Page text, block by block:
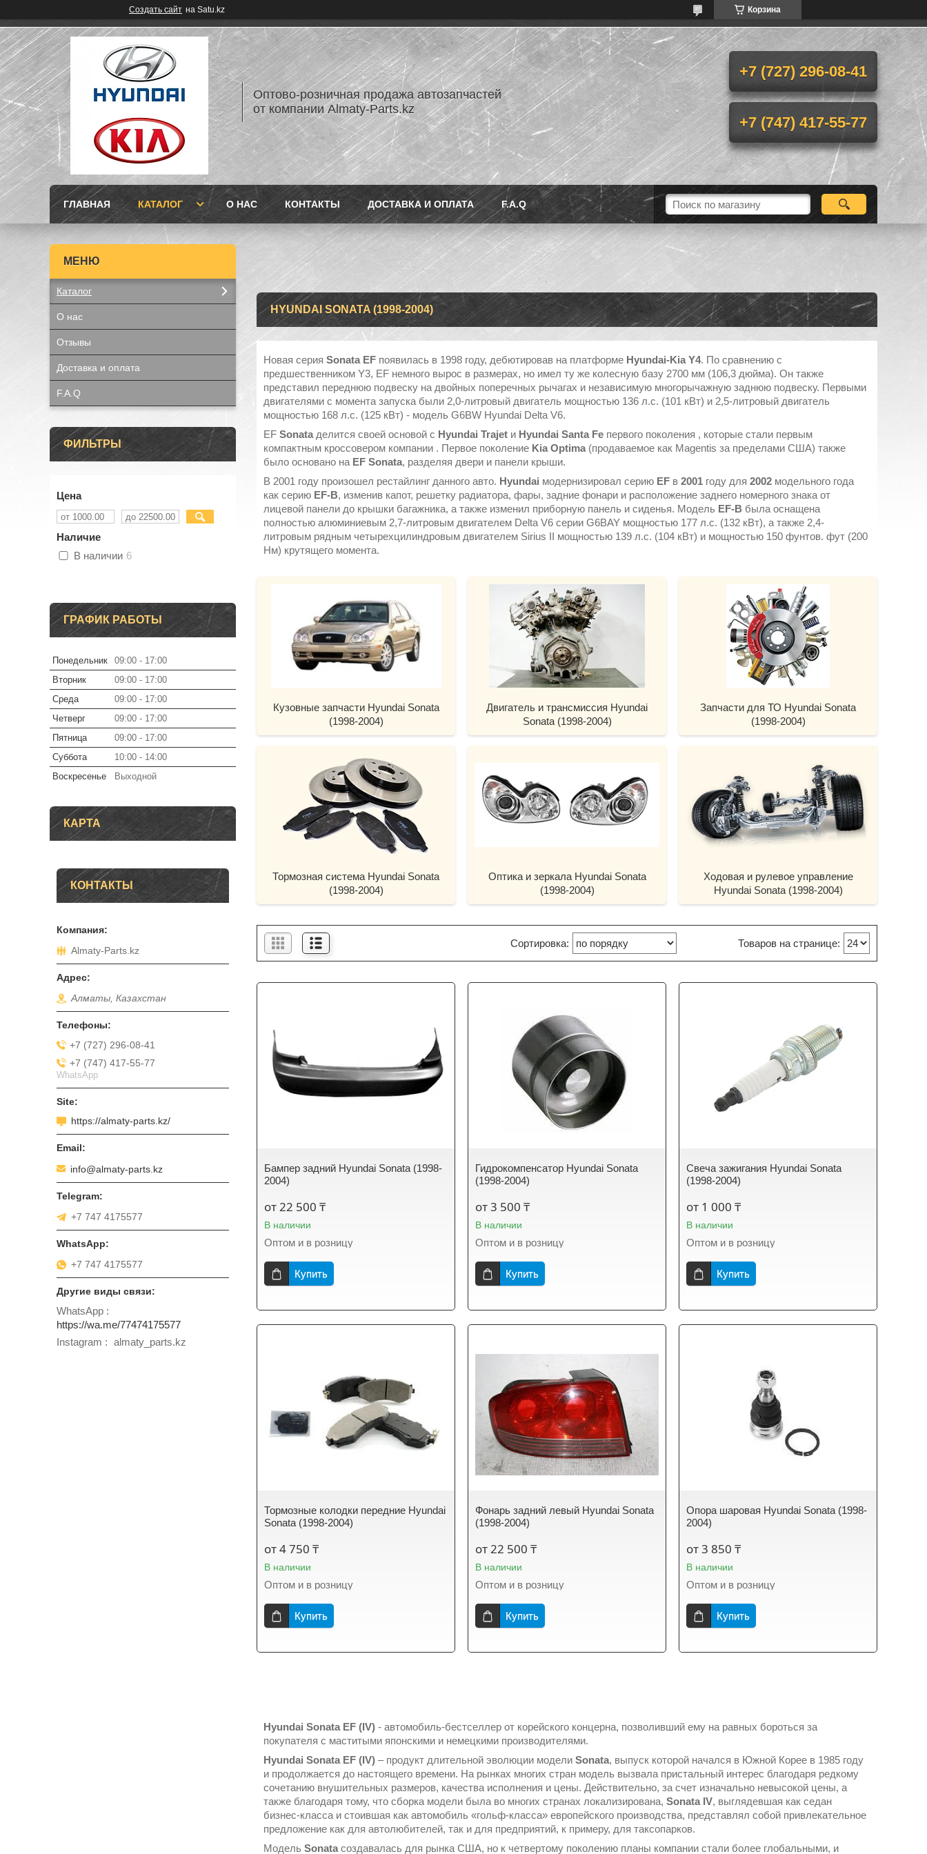
Создать сайт на Satu.kz Корзина
Оптово-розничная продажа автозапчастей
от компании Almaty-Parts.kz
+7 (727) 296-08-41
+7 (747) 417-55-77
ГЛАВНАЯ КАТАЛОГ О НАС КОНТАКТЫ ДОСТАВКА И ОПЛАТА F.A.Q
HYUNDAI SONATA (1998-2004)
Новая серия Sonata EF появилась в 1998 году, дебютировав на платформе Hyundai-Kia Y4. По сравнению с
предшественником Y3, EF немного вырос в размерах, но имел ту же колесную базу 2700 мм (106,3 дюйма). Он также
представил переднюю подвеску на двойных поперечных рычагах и независимую многорычажную заднюю подвеску. Первыми
двигателями с момента запуска были 2,0-литровый двигатель мощностью 136 л.с. (101 кВт) и 2,5-литровый двигатель
мощностью 168 л.с. (125 кВт) - модель G6BW Hyundai Delta V6.
EF Sonata делится своей основой с Hyundai Trajet и Hyundai Santa Fe первого поколения , которые стали первым
компактным кроссовером компании . Первое поколение Kia Optima (продаваемое как Magentis за пределами США) также
было основано на EF Sonata, разделяя двери и панели крыши.
В 2001 году произошел рестайлинг данного авто. Hyundai модернизировал серию EF в 2001 году для 2002 модельного года
как серию EF-B, изменив капот, решетку радиатора, фары, задние фонари и расположение заднего номерного знака от
лицевой панели до крышки багажника, а также изменил приборную панель и сиденья. Модель EF-B была оснащена
полностью алюминиевым 2,7-литровым двигателем Delta V6 серии G6BAY мощностью 177 л.с. (132 кВт), а также 2,4-
литровым рядным четырехцилиндровым двигателем Sirius II мощностью 139 л.с. (104 кВт) и мощностью 150 фунтов. фут (200
Нм) крутящего момента.
Кузовные запчасти Hyundai Sonata
(1998-2004)
Двигатель и трансмиссия Hyundai
Sonata (1998-2004)
Запчасти для ТО Hyundai Sonata
(1998-2004)
Тормозная система Hyundai Sonata
(1998-2004)
Оптика и зеркала Hyundai Sonata
(1998-2004)
Ходовая и рулевое управление
Hyundai Sonata (1998-2004)
Бампер задний Hyundai Sonata (1998-
2004)
от 22 500 ₸
В наличии
Оптом и в розницу
Купить
Гидрокомпенсатор Hyundai Sonata
(1998-2004)
от 3 500 ₸
В наличии
Оптом и в розницу
Купить
Свеча зажигания Hyundai Sonata
(1998-2004)
от 1 000 ₸
В наличии
Оптом и в розницу
Купить
Тормозные колодки передние Hyundai
Sonata (1998-2004)
от 4 750 ₸
В наличии
Оптом и в розницу
Купить
Фонарь задний левый Hyundai Sonata
(1998-2004)
от 22 500 ₸
В наличии
Оптом и в розницу
Купить
Опора шаровая Hyundai Sonata (1998-
2004)
от 3 850 ₸
В наличии
Оптом и в розницу
Купить
Hyundai Sonata EF (IV) - автомобиль-бестселлер от корейского концерна, позволивший ему на равных бороться за
покупателя с маститыми японскими и немецкими производителями.
Hyundai Sonata EF (IV) – продукт длительной эволюции модели Sonata, выпуск которой начался в Южной Корее в 1985 году
и продолжается до настоящего времени. На рынках многих стран модель вызвала пристальный интерес благодаря редкому
сочетанию внушительных размеров, качества исполнения и цены. Действительно, за счет изначально невысокой цены, а
также благодаря тому, что сборка модели была во многих странах локализирована, Sonata IV, выглядевшая как седан
бизнес-класса и стоившая как автомобиль «гольф-класса» европейского производства, представлял собой привлекательное
предложение как для автолюбителей, так и для предприятий, к примеру, для таксопарков.
Модель Sonata создавалась для рынка США, но к четвертому поколению планы компании стали более глобальными, и
Каталог
О нас
Отзывы
Доставка и оплата
F.A.Q
ФИЛЬТРЫ
Цена
Наличие
В наличии 6
ГРАФИК РАБОТЫ
Понедельник 09:00
17:00
Вторник
09:00
17:00
Среда
09:00
17:00
Четверг
09:00
17:00
Пятница
09:00
17:00
Суббота
10:00
14:00
Воскресенье
Выходной
КАРТА
КОНТАКТЫ
Almaty-Parts.kz
Алматы, Казахстан
+7 (727) 296-08-41
+7 (747) 417-55-77
WhatsApp
https://almaty-parts.kz/
info@almaty-parts.kz
+7 747 4175577
+7 747 4175577
WhatsApp
https://wa.me/77474175577
Instagram
almaty_parts.kz